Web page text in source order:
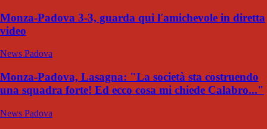
Monza-Padova 3-3, guarda qui l'amichevole in diretta
video
News Padova
Monza-Padova, Lasagna: "La società sta costruendo
una squadra forte! Ed ecco cosa mi chiede Calabro..."
News Padova